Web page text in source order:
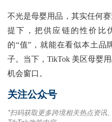
不光是母婴用品，其实任何
提下，把供应链的性价比
的“值”，就能在看似本土品
子。当下，TikTok 美区母婴
机会窗口。
关注公众号
*扫码获取更多跨境相关热点资讯